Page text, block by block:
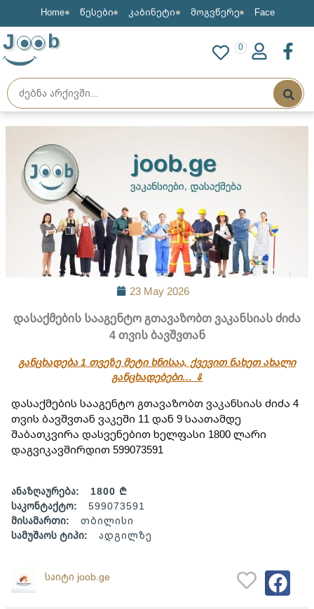
Home წესები კაბინეტი მოგვწერე Face
J b 0
23 May 2026
დასაქმების სააგენტო გთავაზობთ ვაკანსიას ძიძა
4 თვის ბავშვთან
განცხადება 1 თვეზე მეტი ხნისაა, ქვევით ნახეთ ახალი
განცხადებები… ⇓
დასაქმების სააგენტო გთავაზობთ ვაკანსიას ძიძა 4
თვის ბავშვთან ვაკეში 11 დან 9 საათამდე
შაბათკვირა დასვენებით ხელფასი 1800 ლარი
დაგვიკავშირდით 599073591
ანაზღაურება:
1800 ₾
საკონტაქტო:
599073591
მისამართი:
თბილისი
სამუშაოს ტიპი:
ადგილზე
საიტი joob.ge